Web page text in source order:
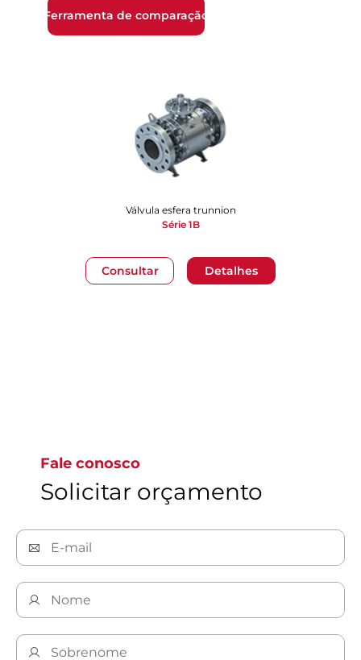
Ferramenta de comparação
Consultar Detalhes
Válvula esfera trunnion
Série 1B
Fale conosco
Solicitar orçamento